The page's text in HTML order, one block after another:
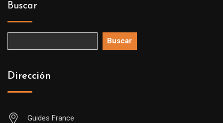
Buscar
Buscar
Dirección
Guides France